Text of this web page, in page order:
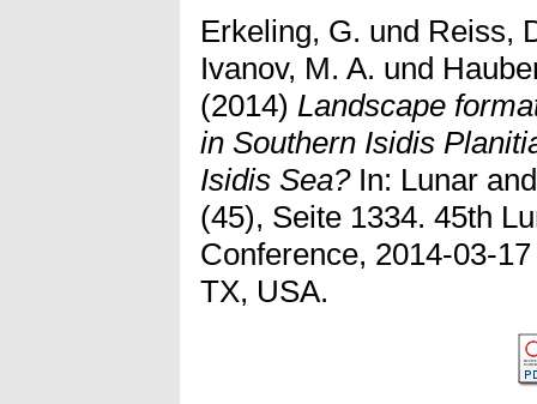
Erkeling, G. und Reiss,
Ivanov, M. A. und
(2014) Landscape
in Southern Isidis
Isidis Sea?In: Lunar
(45), Seite 1334. 45th
Conference, 2014-03-
TX, USA.